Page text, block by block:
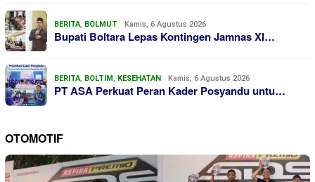
BERITA, BOLMUT Kamis, 6 Agustus 2026
Bupati Boltara Lepas Kontingen Jamnas XI…
BERITA, BOLTIM, KESEHATAN Kamis, 6 Agustus 2026
PT ASA Perkuat Peran Kader Posyandu untu…
OTOMOTIF